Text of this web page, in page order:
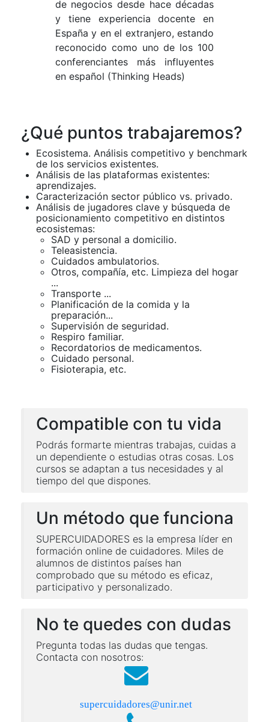
de negocios desde hace décadas
y tiene experiencia docente en
España y en el extranjero, estando
reconocido como uno de los 100
conferenciantes más influyentes
en español (Thinking Heads)
¿Qué puntos trabajaremos?
Ecosistema. Análisis competitivo y benchmark
de los servicios existentes.
Análisis de las plataformas existentes:
aprendizajes.
Caracterización sector público vs. privado.
Análisis de jugadores clave y búsqueda de
posicionamiento competitivo en distintos
ecosistemas:
SAD y personal a domicilio.
Teleasistencia.
Cuidados ambulatorios.
Otros, compañía, etc. Limpieza del hogar
...
Transporte ...
Planificación de la comida y la
preparación...
Supervisión de seguridad.
Respiro familiar.
Recordatorios de medicamentos.
Cuidado personal.
Fisioterapia, etc.
Compatible con tu vida
Podrás formarte mientras trabajas, cuidas a
un dependiente o estudias otras cosas. Los
cursos se adaptan a tus necesidades y al
tiempo del que dispones.
Un método que funciona
SUPERCUIDADORES es la empresa líder en
formación online de cuidadores. Miles de
alumnos de distintos países han
comprobado que su método es eficaz,
participativo y personalizado.
No te quedes con dudas
Pregunta todas las dudas que tengas.
Contacta con nosotros:
supercuidadores@unir.net